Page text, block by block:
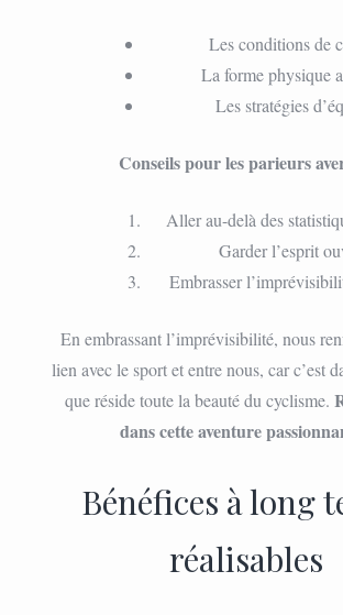
Les conditions de
La forme physique
Les stratégies
Conseils pour les parieurs
Aller au-delà des
Garder l’esprit
Embrasser
En embrassant l’imprévisibilité, nous
lien avec le sport et entre nous, car c’est
que réside toute la beauté du cyclisme.
dans cette aventure
Bénéfices à long
réalisables